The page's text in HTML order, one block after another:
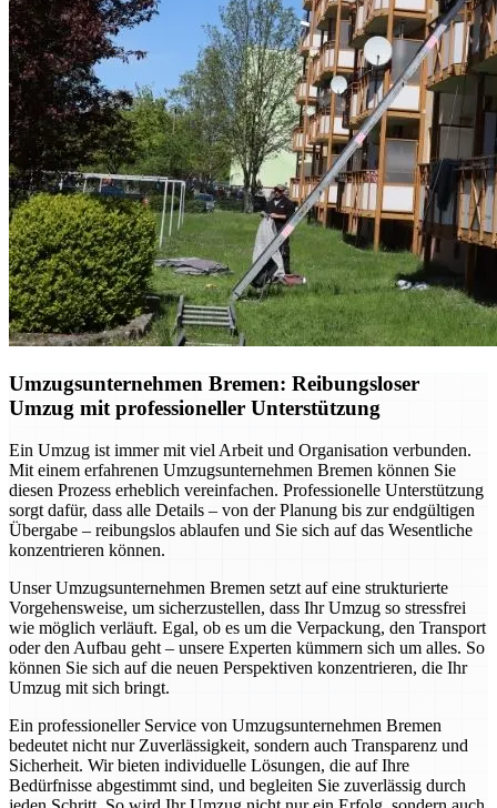
Umzugsunternehmen Bremen: Reibungsloser
Umzug mit professioneller Unterstützung
Ein Umzug ist immer mit viel Arbeit und Organisation verbunden.
Mit einem erfahrenen Umzugsunternehmen Bremen können Sie
diesen Prozess erheblich vereinfachen. Professionelle Unterstützung
sorgt dafür, dass alle Details – von der Planung bis zur endgültigen
Übergabe – reibungslos ablaufen und Sie sich auf das Wesentliche
konzentrieren können.
Unser Umzugsunternehmen Bremen setzt auf eine strukturierte
Vorgehensweise, um sicherzustellen, dass Ihr Umzug so stressfrei
wie möglich verläuft. Egal, ob es um die Verpackung, den Transport
oder den Aufbau geht – unsere Experten kümmern sich um alles. So
können Sie sich auf die neuen Perspektiven konzentrieren, die Ihr
Umzug mit sich bringt.
Ein professioneller Service von Umzugsunternehmen Bremen
bedeutet nicht nur Zuverlässigkeit, sondern auch Transparenz und
Sicherheit. Wir bieten individuelle Lösungen, die auf Ihre
Bedürfnisse abgestimmt sind, und begleiten Sie zuverlässig durch